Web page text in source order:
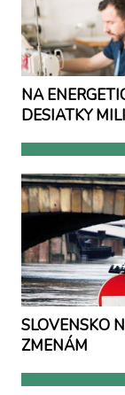
NA
DESIATKY
SLOVENSKO
ZMENÁM